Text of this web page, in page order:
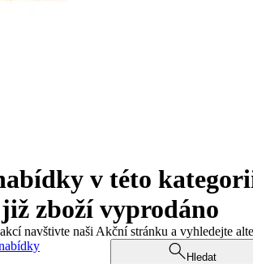
v této
již zboží vyprodáno
navštivte naši Akční stránku a vyhledejte
Hledat